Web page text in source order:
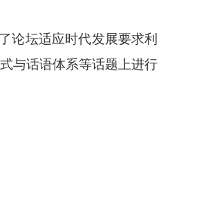
论坛适应时代发展要求利
与话语体系等话题上进行